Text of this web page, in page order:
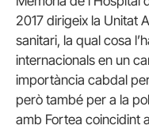
2017 dirigeix la Unitat
sanitari, la qual cosa
internacionals en un
importància cabdal
però també per a la
amb Fortea coincidint